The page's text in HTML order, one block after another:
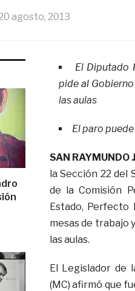
agosto, 2013
El Diputado
pide al
las aulas
El paro
SAN RAYMUNDO
la Sección 22 del
de la Comisión
Estado, Perfecto
mesas de trabajo
las aulas.
El Legislador de
(MC) afirmó que